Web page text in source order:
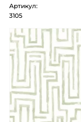
Артикул:
3105